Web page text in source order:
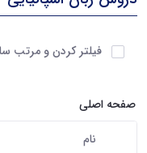
دروس زبان اسپانیایی
آیتم ها را انتخاب کنید
فیلتر کردن و مرتب